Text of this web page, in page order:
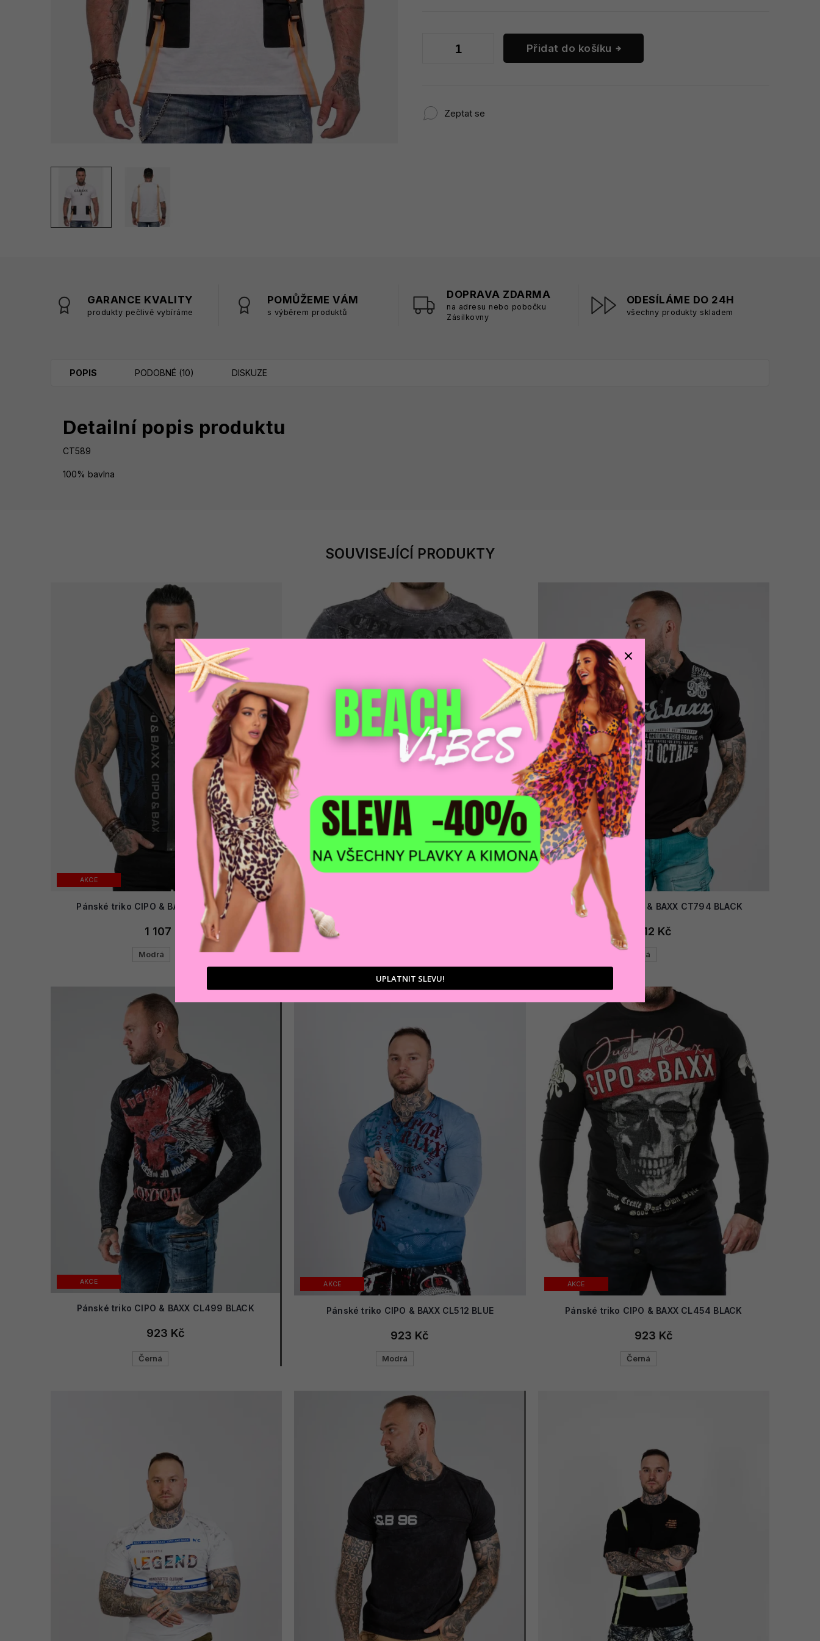
Přidat do košíku
Zeptat se
GARANCE KVALITY
produkty pečlivě vybíráme
POMŮŽEME VÁM
s výběrem produktů
DOPRAVA ZDARMA
na adresu nebo pobočku
Zásilkovny
ODESÍLÁME DO 24H
všechny produkty skladem
SOUVISEJÍCÍ PRODUKTY
AKCE
Pánské triko CIPO & BAXX CL297 INDIGO
1 107 Kč
Modrá
Pánské triko CIPO & BAXX CL473 ANTRACITE
AKCE
Pánské triko CIPO & BAXX CT794 BLACK
812 Kč
Černá
AKCE
Pánské triko CIPO & BAXX CL499 BLACK
923 Kč
Černá
AKCE
Pánské triko CIPO & BAXX CL512 BLUE
923 Kč
Modrá
AKCE
Pánské triko CIPO & BAXX CL454 BLACK
923 Kč
Černá
POPIS PODOBNÉ (10) DISKUZE
Detailní popis produktu
CT589
100% bavlna
UPLATNIT SLEVU!